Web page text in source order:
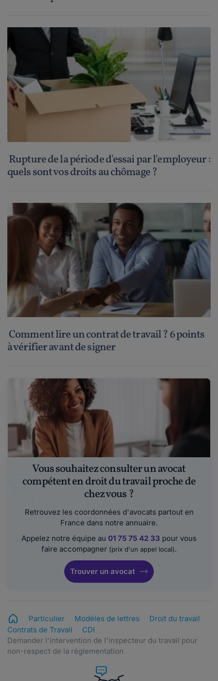
Rupture de la période d'essai par l'employeur :
quels sont vos droits au chômage ?
Comment lire un contrat de travail ? 6 points
à vérifier avant de signer
Vous souhaitez consulter un avocat
compétent en droit du travail proche de
chez vous ?
Retrouvez les coordonnées d'avocats partout en
France dans notre annuaire.
Appelez notre équipe au 01 75 75 42 33 pour vous
faire accompagner (prix d'un appel local).
Trouver un avocat
Particulier Modèles de lettres
Droit du travail
Contrats de Travail
CDI
Demander l'intervention de l'inspecteur du travail pour
non-respect de la réglementation